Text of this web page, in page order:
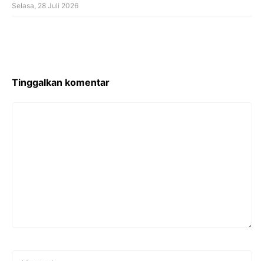
Selasa, 28 Juli 2026
Tinggalkan komentar